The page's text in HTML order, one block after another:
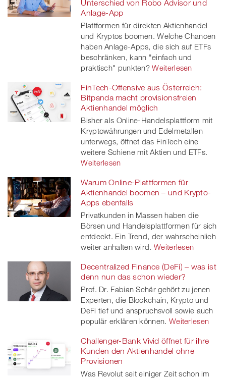
Unterschied von Robo Advisor und
Anlage-App
Plattformen für direkten Aktienhandel
und Kryptos boomen. Welche Chancen
haben Anlage-Apps, die sich auf ETFs
beschränken, kann "einfach und
praktisch" punkten? Weiterlesen
FinTech-Offensive aus Österreich:
Bitpanda macht provisionsfreien
Aktienhandel möglich
Bisher als Online-Handelsplattform mit
Kryptowährungen und Edelmetallen
unterwegs, öffnet das FinTech eine
weitere Schiene mit Aktien und ETFs.
Weiterlesen
Warum Online-Plattformen für
Aktienhandel boomen – und Krypto-
Apps ebenfalls
Privatkunden in Massen haben die
Börsen und Handelsplattformen für sich
entdeckt. Ein Trend, der wahrscheinlich
weiter anhalten wird. Weiterlesen
Decentralized Finance (DeFi) – was ist
denn nun das schon wieder?
Prof. Dr. Fabian Schär gehört zu jenen
Experten, die Blockchain, Krypto und
DeFi tief und anspruchsvoll sowie auch
populär erklären können. Weiterlesen
Challenger-Bank Vivid öffnet für ihre
Kunden den Aktienhandel ohne
Provisionen
Was Revolut seit einiger Zeit schon im